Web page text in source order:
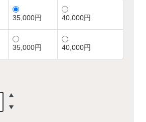
35,000円 40,000円
35,000円 40,000円